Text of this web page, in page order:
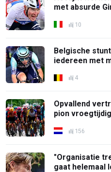
met absurde
10
Belgische
iedereen met
4
Opvallend
pion
156
"Organisatie
gaat helemaal